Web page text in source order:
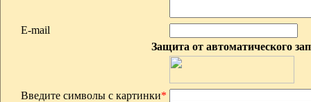
E-mail
Защита от автоматического
Введите символы с картинки*